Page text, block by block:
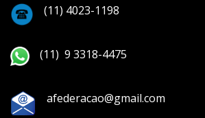
(11) 4023-1198
(11) 9 3318-4475
afederacao@gmail.com